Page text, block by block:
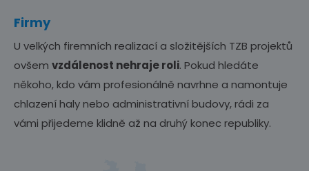
Firmy
U velkých firemních realizací a složitějších TZB projektů
ovšem vzdálenost nehraje roli. Pokud hledáte
někoho, kdo vám profesionálně navrhne a namontuje
chlazení haly nebo administrativní budovy, rádi za
vámi přijedeme klidně až na druhý konec republiky.